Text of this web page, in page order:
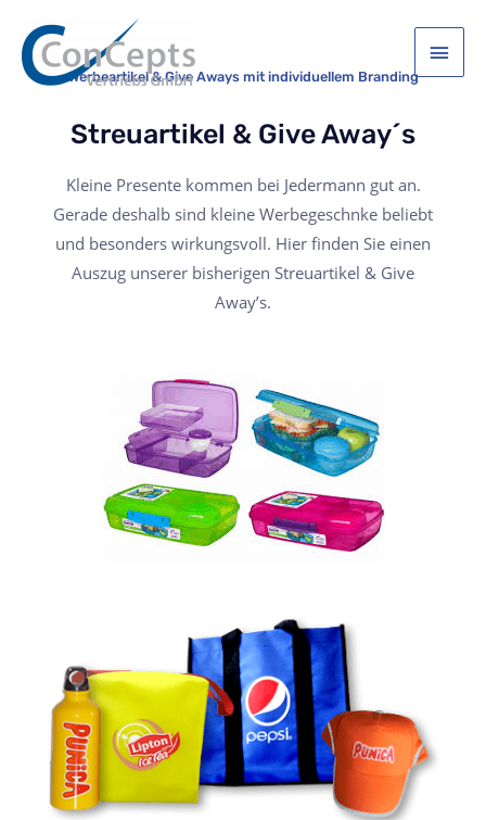
Werbeartikel & Give Aways mit individuellem Branding
Streuartikel & Give Away´s
Kleine Presente kommen bei Jedermann gut an.
Gerade deshalb sind kleine Werbegeschnke beliebt
und besonders wirkungsvoll. Hier finden Sie einen
Auszug unserer bisherigen Streuartikel & Give
Away’s.